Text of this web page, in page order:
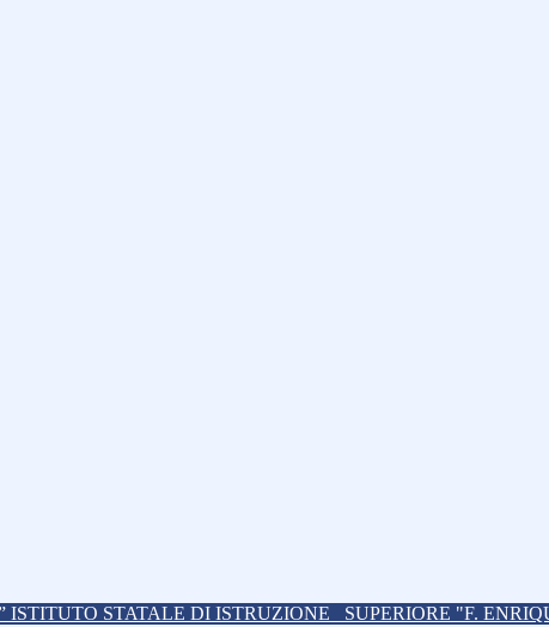
ISTITUTO STATALE DI ISTRUZIONE SUPERIORE "F.